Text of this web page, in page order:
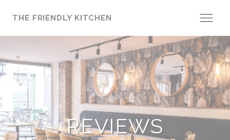
THE FRIENDLY KITCHEN
REVIEWS